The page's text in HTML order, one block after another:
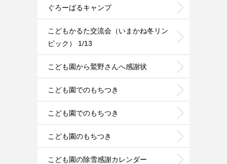
ぐろーばるキャンプ
こどもかるた交流会（いまかね冬リン
ピック） 1/13
こども園から鷲野さんへ感謝状
こども園でのもちつき
こども園でのもちつき
こども園のもちつき
こども園の除雪感謝カレンダー